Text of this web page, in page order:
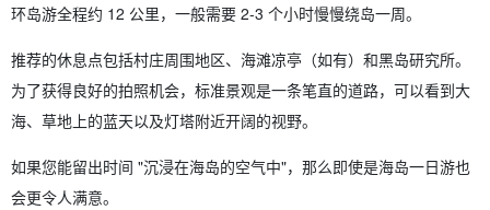
环岛游全程约 12 公里，一般需要 2-3 个小时慢慢绕岛一周。
推荐的休息点包括村庄周围地区、海滩凉亭（如有）和黑岛研究所。
为了获得良好的拍照机会，标准景观是一条笔直的道路，可以看到大
海、草地上的蓝天以及灯塔附近开阔的视野。
如果您能留出时间 "沉浸在海岛的空气中"，那么即使是海岛一日游也
会更令人满意。